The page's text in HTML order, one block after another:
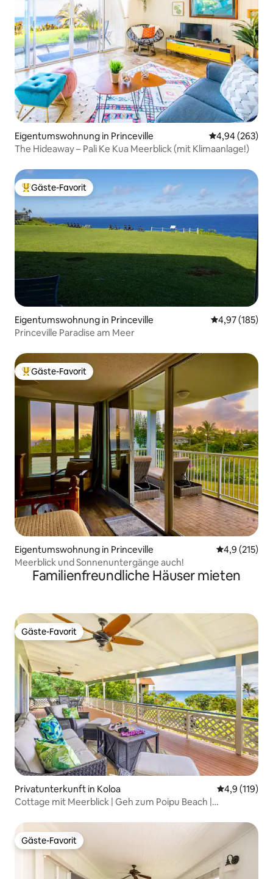
Eigentumswohnung in Princeville
4,94 (263)
The Hideaway – Pali Ke Kua Meerblick (mit Klimaanlage!)
Beliebter Gäste-Favorit.
Gäste-Favorit
Eigentumswohnung in Princeville
4,97 (185)
Princeville Paradise am Meer
Beliebter Gäste-Favorit.
Gäste-Favorit
Eigentumswohnung in Princeville
4,9 (215)
Meerblick und Sonnenuntergänge auch!
Familienfreundliche Häuser mieten
Gäste-Favorit
Gäste-Favorit
Privatunterkunft in Koloa
4,9 (119)
Cottage mit Meerblick | Geh zum Poipu Beach |
Gäste-Favorit
Gäste-Favorit